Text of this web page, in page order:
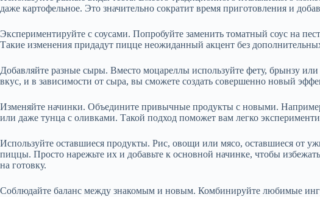
даже картофельное. Это значительно сократит время приготовления и
Экспериментируйте с соусами. Попробуйте заменить томатный соус на
Такие изменения придадут пицце неожиданный акцент без
Добавляйте разные сыры. Вместо моцареллы используйте фету, брынзу
вкус, и в зависимости от сыра, вы сможете создать совершенно новый
Изменяйте начинки. Объедините привычные продукты с новыми.
или даже тунца с оливками. Такой подход поможет вам легко
Используйте оставшиеся продукты. Рис, овощи или мясо, оставшиеся от
пиццы. Просто нарежьте их и добавьте к основной начинке, чтобы
на готовку.
Соблюдайте баланс между знакомым и новым. Комбинируйте любимые